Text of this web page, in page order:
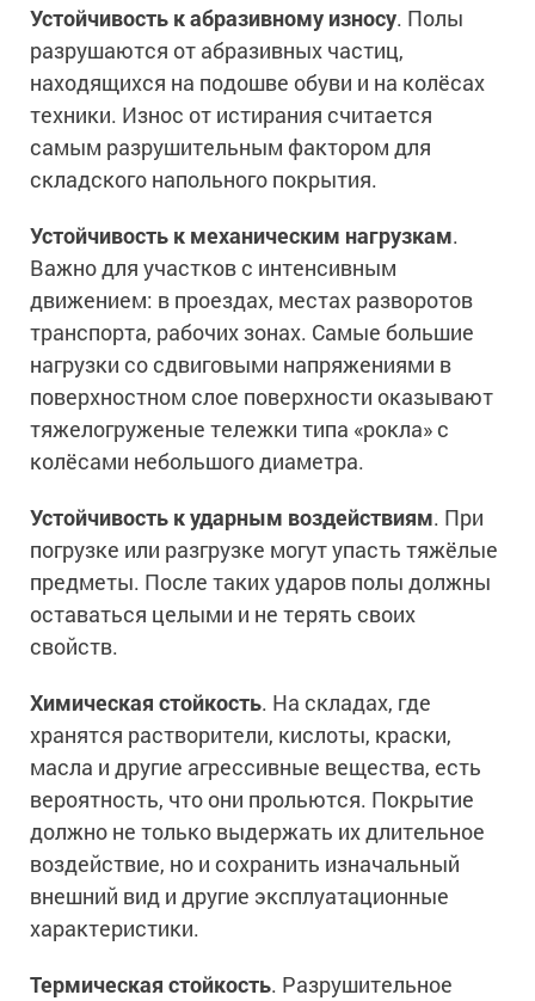
Ингибиторы коррозии
Растворители и разбавители для металла
Шпатлевки для металла
Сопутствующие товары
Сопутствующие товары
Пищевая промышленность
Нефтегазовая промышленность
Сопутствующие товары
Жидкая теплоизоляция
Для металла
Для фасада
Сопутствующие товары
Экологичные материалы
Для бетонных полов
Для фасада
Для дерева
Для интерьеров
Сопутствующие товары
Антистатические покрытия
Сопутствующие товары
Промышленные покрытия
Промышленные полы
Ремонт промышленных полов
Защита железобетонных конструкций
Промышленные металлоконструкции
Промышленное оборудование
Промышленные ремонтные покрытия для металла
Промышленные стены
Сопутствующие товары
Грунтовки для холодного цинкования
Сопутствующие товары
Молотковые эмали
Для металла
Сопутствующие товары
Антикоррозионная защита
Толстослойные грунт-эмали
Сопутствующие товары
Морозостойкие краски
Морозостойкие краски для бетонных полов
Морозостойкие краски для металла
Морозостойкие краски для фасада
Сопутствующие товары
Устойчивость к абразивному износу. Полы
разрушаются от абразивных частиц,
находящихся на подошве обуви и на колёсах
техники. Износ от истирания считается
самым разрушительным фактором для
складского напольного покрытия.
Устойчивость к механическим нагрузкам.
Важно для участков с интенсивным
движением: в проездах, местах разворотов
транспорта, рабочих зонах. Самые большие
нагрузки со сдвиговыми напряжениями в
поверхностном слое поверхности оказывают
тяжелогруженые тележки типа «рокла» с
колёсами небольшого диаметра.
Устойчивость к ударным воздействиям. При
погрузке или разгрузке могут упасть тяжёлые
предметы. После таких ударов полы должны
оставаться целыми и не терять своих
свойств.
Химическая стойкость. На складах, где
хранятся растворители, кислоты, краски,
масла и другие агрессивные вещества, есть
вероятность, что они прольются. Покрытие
должно не только выдержать их длительное
воздействие, но и сохранить изначальный
внешний вид и другие эксплуатационные
характеристики.
Термическая стойкость. Разрушительное